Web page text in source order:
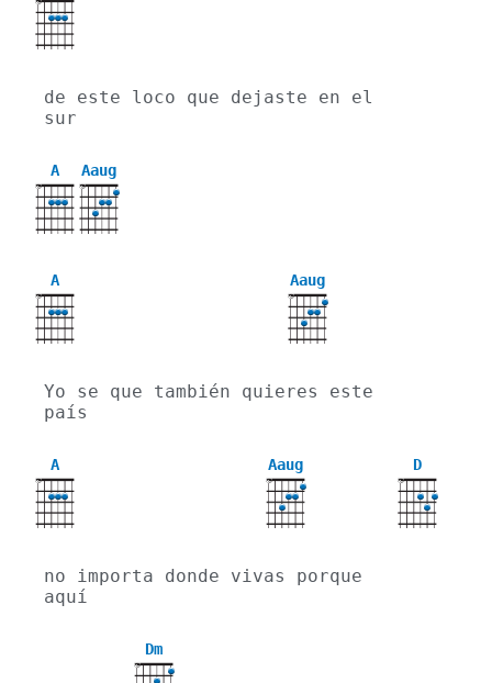
X
de este loco que dejaste en el
sur
A
X
Aaug
X
A
X
Aaug
X
Yo se que también quieres este
país
A
X
Aaug
X
D
X
no importa donde vivas porque
aquí
Dm
X